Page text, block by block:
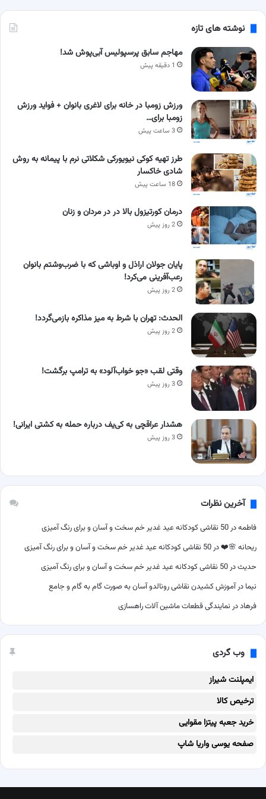
نوشته های تازه
مهاجم سابق پرسپولیس آبی‌پوش شد!
1 دقیقه پیش
ورزش زومبا در خانه برای لاغری بانوان + فواید ورزش
زومبا برای…
3 ساعت پیش
طرز تهیه کوکی نیویورکی شکلاتی نرم با پیمانه به روش
شادی خاکسار
18 ساعت پیش
درمان کورتیزول بالا در در مردان و زنان
2 روز پیش
پایان جولان اراذل و اوباشی که با ضرب‌وشتم بانوان
رعب‌آفرینی می‌کرد!
2 روز پیش
الحدث: تهران با شرط به میز مذاکره بازمی‌گردد!
2 روز پیش
وقتی لقب «جو خواب‌آلود» به ترامپ برگشت!
3 روز پیش
هشدار عراقچی به کی‌یف درباره حمله به کشتی ایرانی!
3 روز پیش
آخرین نظرات
فاطمهدر50 نقاشی کودکانه عید غدیر خم سخت و آسان و برای رنگ آمیزی
ریحانه 🌸❤️در50 نقاشی کودکانه عید غدیر خم سخت و آسان و برای رنگ آمیزی
حدیثدر50 نقاشی کودکانه عید غدیر خم سخت و آسان و برای رنگ آمیزی
نیما درآموزش کشیدن نقاشی رونالدو آسان به صورت گام به گام و جامع
فرهاددر نمایندگی قطعات ماشین آلات راهسازی
وب گردی
ایمپلنت شیراز
ترخیص کالا
خرید جعبه پیتزا مقوایی
صفحه یوسی واریا شاپ